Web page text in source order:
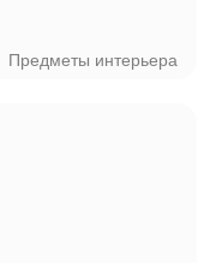
Предметы интерьера